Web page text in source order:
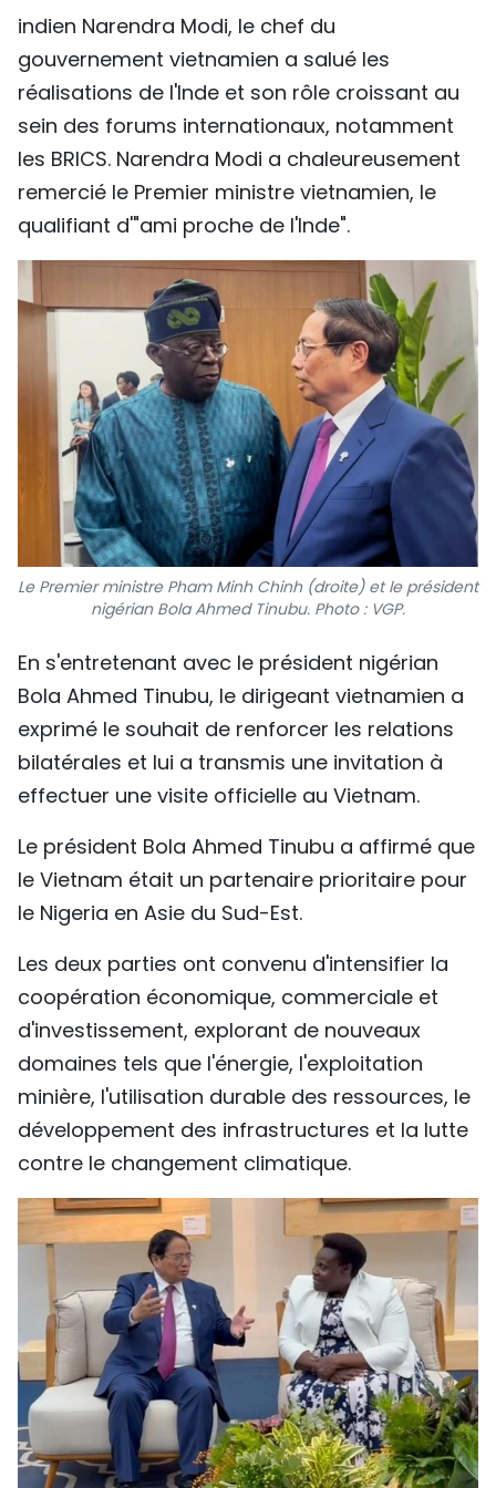
TIẾNG VIỆT
ENGLISH
中文
РУССКИЙ
ESPAÑOL
indien Narendra Modi, le chef du
gouvernement vietnamien a salué les
réalisations de l'Inde et son rôle croissant au
sein des forums internationaux, notamment
les BRICS. Narendra Modi a chaleureusement
remercié le Premier ministre vietnamien, le
qualifiant d'"ami proche de l'Inde".
Le Premier ministre Pham Minh Chinh (droite) et le président
nigérian Bola Ahmed Tinubu. Photo : VGP.
En s'entretenant avec le président nigérian
Bola Ahmed Tinubu, le dirigeant vietnamien a
exprimé le souhait de renforcer les relations
bilatérales et lui a transmis une invitation à
effectuer une visite officielle au Vietnam.
Le président Bola Ahmed Tinubu a affirmé que
le Vietnam était un partenaire prioritaire pour
le Nigeria en Asie du Sud-Est.
Les deux parties ont convenu d'intensifier la
coopération économique, commerciale et
d'investissement, explorant de nouveaux
domaines tels que l'énergie, l'exploitation
minière, l'utilisation durable des ressources, le
développement des infrastructures et la lutte
contre le changement climatique.